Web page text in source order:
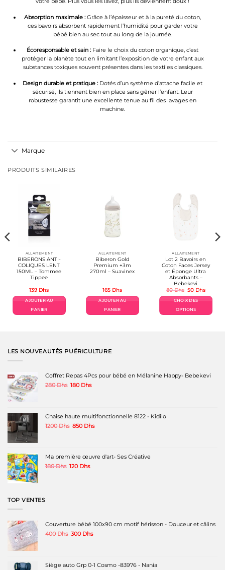
Absorption maximale : Grâce à l’épaisseur et à la pureté du coton,
ces bavoirs absorbent rapidement l’humidité pour garder votre
bébé bien au sec tout au long de la journée.
Écoresponsable et sain : Faire le choix du coton organique, c’est
protéger la planète tout en limitant l’exposition de votre enfant aux
substances toxiques souvent présentes dans les textiles classiques.
Design durable et pratique : Dotés d’un système d’attache facile et
sécurisé, ils tiennent bien en place sans gêner l’enfant. Leur
robustesse garantit une excellente tenue au fil des lavages en
machine.
Marque
PRODUITS SIMILAIRES
ALLAITEMENT
BIBERONS ANTI-
COLIQUES LENT
150ML – Tommee
Tippee
139 Dhs
AJOUTER AU
PANIER
ALLAITEMENT
Biberon Gold
Premium +3m
270ml – Suavinex
165 Dhs
AJOUTER AU
PANIER
ALLAITEMENT
Lot 2 Bavoirs en
Coton Faces Jersey
et Éponge Ultra
Absorbants –
Bebekevi
80Dhs Le
initial
était :
80 Dhs.
50 DhsLe
actuel
CHOIX DES
OPTIONS
a
être
LES NOUVEAUTÉS PUÉRICULTURE
Coffret Repas 4Pcs pour bébé en Mélanine Happy- Bebekevi
280Dhs Le
280 Dhs.
180 DhsLe
180 Dhs.
Chaise haute multifonctionnelle 8122 - Kidilo
1200Dhs Le
1200 Dhs.
850 DhsLe
850 Dhs.
Ma première œuvre d'art- Ses Créative
180Dhs Le
120 DhsLe
TOP VENTES
Couverture bébé 100x90 cm motif hérisson - Douceur et câlins
400Dhs Le
400 Dhs.
300 DhsLe
300 Dhs.
Siège auto Grp 0-1 Cosmo -83976 - Nania